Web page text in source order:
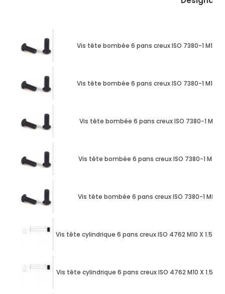
Vis tête bombée 6 pans creux ISO 7380-1 M10 X
Vis tête bombée 6 pans creux ISO 7380-1 M12 X
Vis tête bombée 6 pans creux ISO 7380-1 M8 X
Vis tête bombée 6 pans creux ISO 7380-1 M8 X
Vis tête bombée 6 pans creux ISO 7380-1 M8 X
Vis tête cylindrique 6 pans creux ISO 4762 M10 X 1.50 X
Vis tête cylindrique 6 pans creux ISO 4762 M10 X 1.50